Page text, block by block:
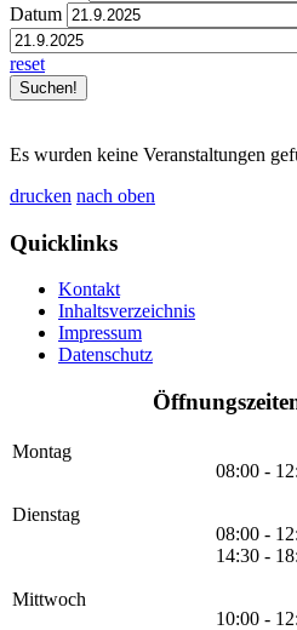
Datum
reset
Es wurden keine Veranstaltungen
drucken nach oben
Quicklinks
Kontakt
Inhaltsverzeichnis
Impressum
Datenschutz
Montag
08:00 -
Dienstag
08:00 -
14:30 -
Mittwoch
10:00 -